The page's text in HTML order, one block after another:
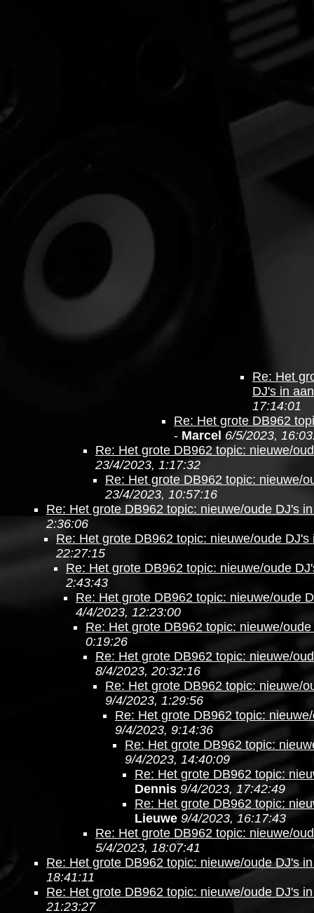
Re: Het
DJ's in
17:14:01
Re: Het grote DB962
- Marcel 6/5/2023,
Re: Het grote DB962 topic: nieuwe/
23/4/2023, 1:17:32
Re: Het grote DB962 topic: nieuwe/
23/4/2023, 10:57:16
Re: Het grote DB962 topic: nieuwe/oude DJ's
2:36:06
Re: Het grote DB962 topic: nieuwe/oude DJ's
22:27:15
Re: Het grote DB962 topic: nieuwe/oude
2:43:43
Re: Het grote DB962 topic: nieuwe/oude
4/4/2023, 12:23:00
Re: Het grote DB962 topic: nieuwe/
0:19:26
Re: Het grote DB962 topic: nieuwe/
8/4/2023, 20:32:16
Re: Het grote DB962 topic: nieuwe/
9/4/2023, 1:29:56
Re: Het grote DB962 topic:
9/4/2023, 9:14:36
Re: Het grote DB962 topic:
9/4/2023, 14:40:09
Re: Het grote DB962 topic:
Dennis 9/4/2023, 17:42:49
Re: Het grote DB962 topic:
Lieuwe 9/4/2023, 16:17:43
Re: Het grote DB962 topic: nieuwe/
5/4/2023, 18:07:41
Re: Het grote DB962 topic: nieuwe/oude DJ's
18:41:11
Re: Het grote DB962 topic: nieuwe/oude DJ's
21:23:27